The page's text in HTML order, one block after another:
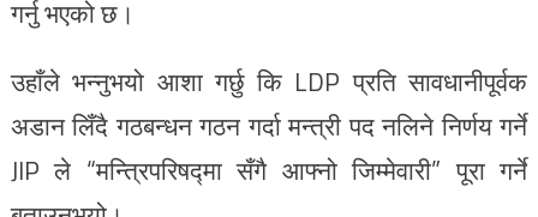
गर्नु भएको छ।
उहाँले भन्नुभयो आशा गर्छु कि LDP प्रति सावधानीपूर्वक
अडान लिँदै गठबन्धन गठन गर्दा मन्त्री पद नलिने निर्णय गर्ने
JIP ले “मन्त्रिपरिषद्मा सँगै आफ्नो जिम्मेवारी” पूरा गर्ने